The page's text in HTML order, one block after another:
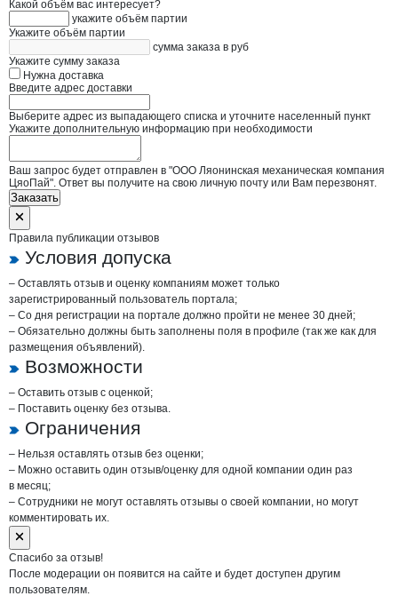
Какой объём вас интересует?
укажите объём партии
Укажите объём партии
сумма заказа в руб
Укажите сумму заказа
Нужна доставка
Введите адрес доставки
Выберите адрес из выпадающего списка и уточните населенный пункт
Укажите дополнительную информацию при необходимости
Ваш запрос будет отправлен в "ООО Ляонинская механическая компания
ЦяоПай". Ответ вы получите на свою личную почту или Вам перезвонят.
Заказать
Правила публикации отзывов
Условия допуска
– Оставлять отзыв и оценку компаниям может только
зарегистрированный пользователь портала;
– Со дня регистрации на портале должно пройти не менее 30 дней;
– Обязательно должны быть заполнены поля в профиле (так же как для
размещения объявлений).
Возможности
– Оставить отзыв с оценкой;
– Поставить оценку без отзыва.
Ограничения
– Нельзя оставлять отзыв без оценки;
– Можно оставить один отзыв/оценку для одной компании один раз
в месяц;
– Сотрудники не могут оставлять отзывы о своей компании, но могут
комментировать их.
Спасибо за отзыв!
После модерации он появится на сайте и будет доступен другим
пользователям.